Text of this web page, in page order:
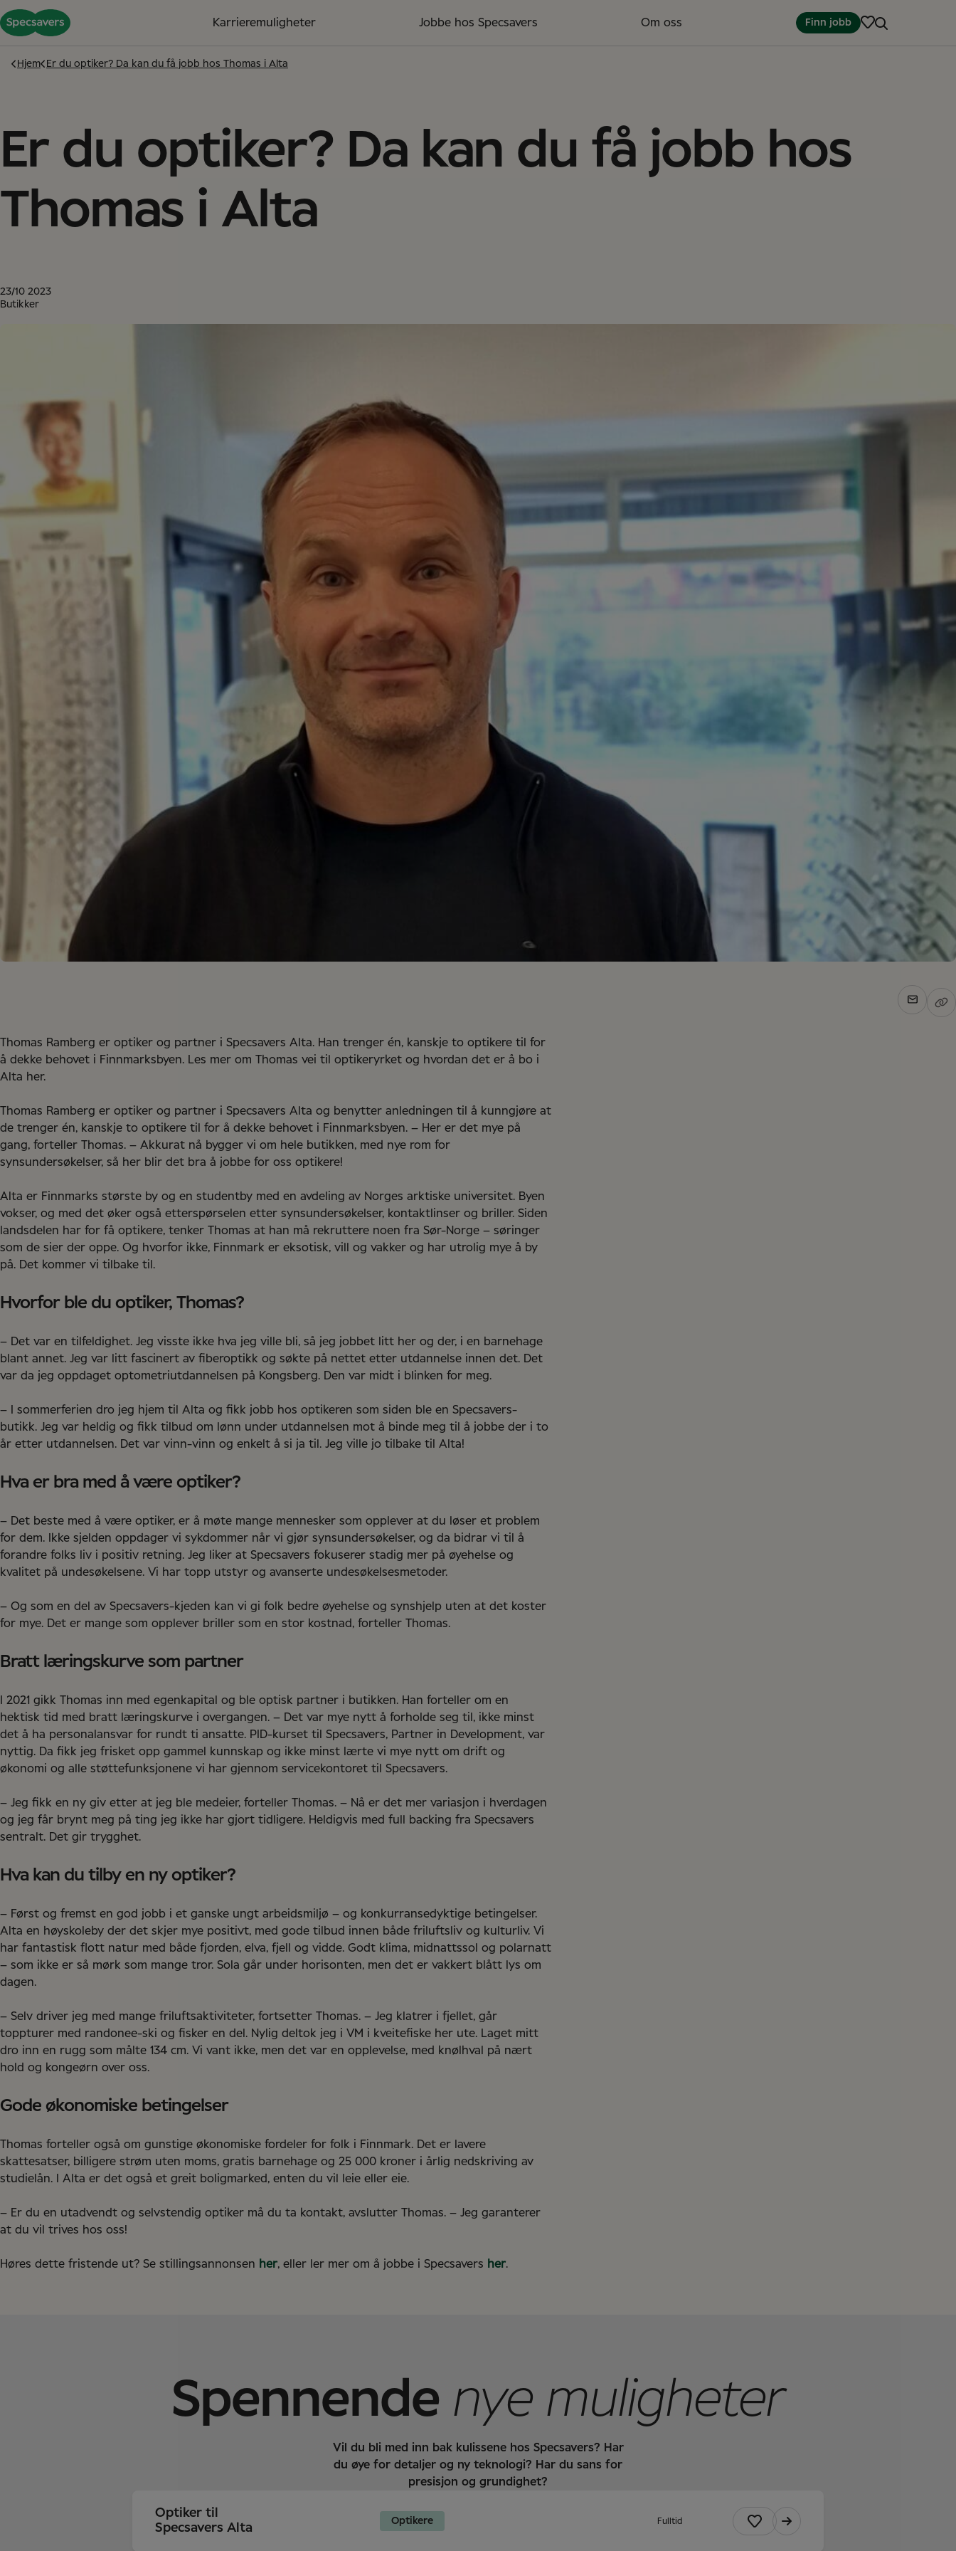
Karrieremuligheter Jobbe hos Specsavers Om oss Finn jobb
Hjem Er du optiker? Da kan du få jobb hos Thomas i Alta
Er du optiker? Da kan du få jobb hos
Thomas i Alta
23/10 2023
Butikker
Thomas Ramberg er optiker og partner i Specsavers Alta. Han trenger én, kanskje to optikere til for
å dekke behovet i Finnmarksbyen. Les mer om Thomas vei til optikeryrket og hvordan det er å bo i
Alta her.
Thomas Ramberg er optiker og partner i Specsavers Alta og benytter anledningen til å kunngjøre at
de trenger én, kanskje to optikere til for å dekke behovet i Finnmarksbyen. – Her er det mye på
gang, forteller Thomas. – Akkurat nå bygger vi om hele butikken, med nye rom for
synsundersøkelser, så her blir det bra å jobbe for oss optikere!
Alta er Finnmarks største by og en studentby med en avdeling av Norges arktiske universitet. Byen
vokser, og med det øker også etterspørselen etter synsundersøkelser, kontaktlinser og briller. Siden
landsdelen har for få optikere, tenker Thomas at han må rekruttere noen fra Sør-Norge – søringer
som de sier der oppe. Og hvorfor ikke, Finnmark er eksotisk, vill og vakker og har utrolig mye å by
på. Det kommer vi tilbake til.
Hvorfor ble du optiker, Thomas?
– Det var en tilfeldighet. Jeg visste ikke hva jeg ville bli, så jeg jobbet litt her og der, i en barnehage
blant annet. Jeg var litt fascinert av fiberoptikk og søkte på nettet etter utdannelse innen det. Det
var da jeg oppdaget optometriutdannelsen på Kongsberg. Den var midt i blinken for meg.
– I sommerferien dro jeg hjem til Alta og fikk jobb hos optikeren som siden ble en Specsavers-
butikk. Jeg var heldig og fikk tilbud om lønn under utdannelsen mot å binde meg til å jobbe der i to
år etter utdannelsen. Det var vinn-vinn og enkelt å si ja til. Jeg ville jo tilbake til Alta!
Hva er bra med å være optiker?
– Det beste med å være optiker, er å møte mange mennesker som opplever at du løser et problem
for dem. Ikke sjelden oppdager vi sykdommer når vi gjør synsundersøkelser, og da bidrar vi til å
forandre folks liv i positiv retning. Jeg liker at Specsavers fokuserer stadig mer på øyehelse og
kvalitet på undesøkelsene. Vi har topp utstyr og avanserte undesøkelsesmetoder.
– Og som en del av Specsavers-kjeden kan vi gi folk bedre øyehelse og synshjelp uten at det koster
for mye. Det er mange som opplever briller som en stor kostnad, forteller Thomas.
Bratt læringskurve som partner
I 2021 gikk Thomas inn med egenkapital og ble optisk partner i butikken. Han forteller om en
hektisk tid med bratt læringskurve i overgangen. – Det var mye nytt å forholde seg til, ikke minst
det å ha personalansvar for rundt ti ansatte. PID-kurset til Specsavers, Partner in Development, var
nyttig. Da fikk jeg frisket opp gammel kunnskap og ikke minst lærte vi mye nytt om drift og
økonomi og alle støttefunksjonene vi har gjennom servicekontoret til Specsavers.
– Jeg fikk en ny giv etter at jeg ble medeier, forteller Thomas. – Nå er det mer variasjon i hverdagen
og jeg får brynt meg på ting jeg ikke har gjort tidligere. Heldigvis med full backing fra Specsavers
sentralt. Det gir trygghet.
Hva kan du tilby en ny optiker?
– Først og fremst en god jobb i et ganske ungt arbeidsmiljø ­– og konkurransedyktige betingelser.
Alta en høyskoleby der det skjer mye positivt, med gode tilbud innen både friluftsliv og kulturliv. Vi
har fantastisk flott natur med både fjorden, elva, fjell og vidde. Godt klima, midnattssol og polarnatt
– som ikke er så mørk som mange tror. Sola går under horisonten, men det er vakkert blått lys om
dagen.
– Selv driver jeg med mange friluftsaktiviteter, fortsetter Thomas. – Jeg klatrer i fjellet, går
toppturer med randonee-ski og fisker en del. Nylig deltok jeg i VM i kveitefiske her ute. Laget mitt
dro inn en rugg som målte 134 cm. Vi vant ikke, men det var en opplevelse, med knølhval på nært
hold og kongeørn over oss.
Gode økonomiske betingelser
Thomas forteller også om gunstige økonomiske fordeler for folk i Finnmark. Det er lavere
skattesatser, billigere strøm uten moms, gratis barnehage og 25 000 kroner i årlig nedskriving av
studielån. I Alta er det også et greit boligmarked, enten du vil leie eller eie.
– Er du en utadvendt og selvstendig optiker må du ta kontakt, avslutter Thomas. – Jeg garanterer
at du vil trives hos oss!
Høres dette fristende ut? Se stillingsannonsen her, eller ler mer om å jobbe i Specsavers her.
Spennende nye muligheter
Vil du bli med inn bak kulissene hos Specsavers? Har
du øye for detaljer og ny teknologi? Har du sans for
presisjon og grundighet?
Optiker til
Specsavers Alta
Fulltid
Optikere